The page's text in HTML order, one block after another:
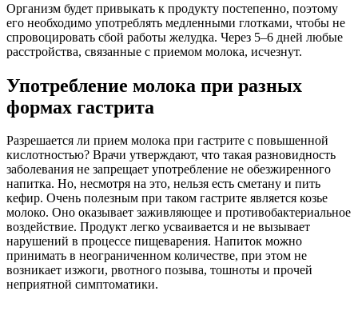
Организм будет привыкать к продукту постепенно, поэтому
его необходимо употреблять медленными глотками, чтобы не
спровоцировать сбой работы желудка. Через 5–6 дней любые
расстройства, связанные с приемом молока, исчезнут.
Употребление молока при разных
формах гастрита
Разрешается ли прием молока при гастрите с повышенной
кислотностью? Врачи утверждают, что такая разновидность
заболевания не запрещает употребление не обезжиренного
напитка. Но, несмотря на это, нельзя есть сметану и пить
кефир. Очень полезным при таком гастрите является козье
молоко. Оно оказывает заживляющее и противобактериальное
воздействие. Продукт легко усваивается и не вызывает
нарушений в процессе пищеварения. Напиток можно
принимать в неограниченном количестве, при этом не
возникает изжоги, рвотного позыва, тошноты и прочей
неприятной симптоматики.